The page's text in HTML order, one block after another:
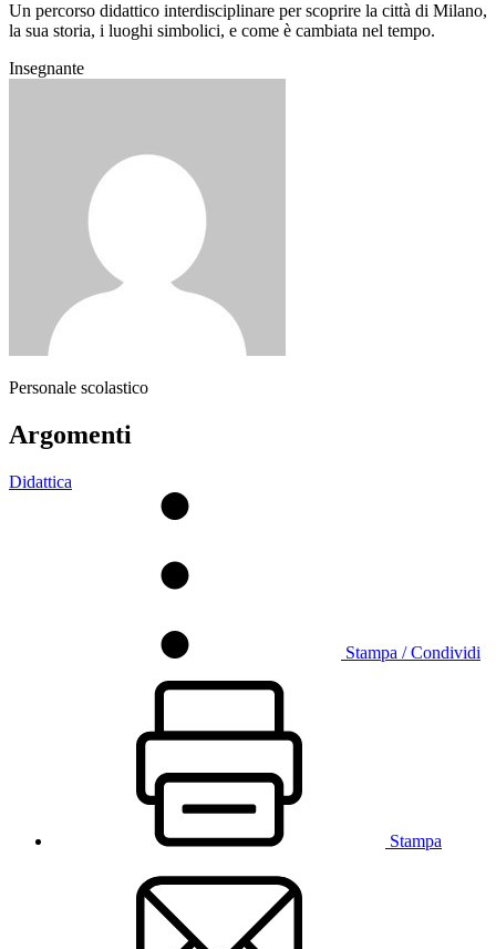
Un percorso didattico interdisciplinare per scoprire la città di Milano,
la sua storia, i luoghi simbolici, e come è cambiata nel tempo.
Insegnante
Personale scolastico
Argomenti
Didattica
Stampa / Condividi
Stampa